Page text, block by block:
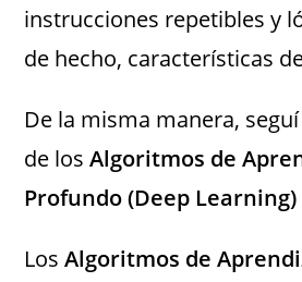
instrucciones repetibles y
de hecho, características
De la misma manera,
de losAlgoritmos de
Profundo (Deep Learning)
LosAlgoritmos de